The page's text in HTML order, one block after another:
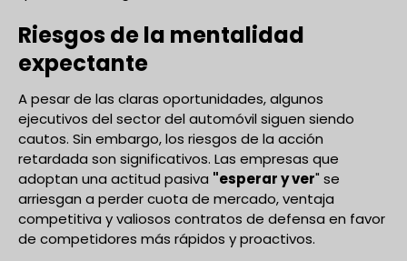
Riesgos de la mentalidad
expectante
A pesar de las claras oportunidades, algunos
ejecutivos del sector del automóvil siguen siendo
cautos. Sin embargo, los riesgos de la acción
retardada son significativos. Las empresas que
adoptan una actitud pasiva "esperar y ver" se
arriesgan a perder cuota de mercado, ventaja
competitiva y valiosos contratos de defensa en favor
de competidores más rápidos y proactivos.